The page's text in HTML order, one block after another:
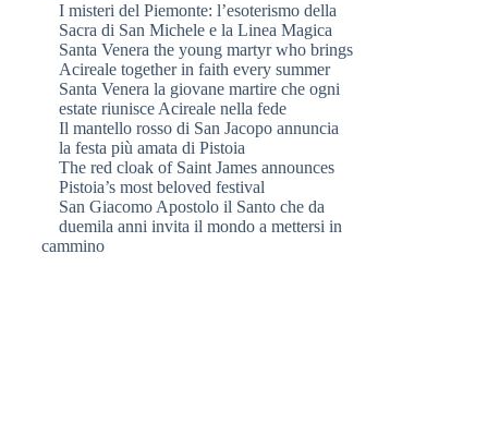
I misteri del Piemonte: l’esoterismo della
Sacra di San Michele e la Linea Magica
Santa Venera the young martyr who brings
Acireale together in faith every summer
Santa Venera la giovane martire che ogni
estate riunisce Acireale nella fede
Il mantello rosso di San Jacopo annuncia
la festa più amata di Pistoia
The red cloak of Saint James announces
Pistoia’s most beloved festival
San Giacomo Apostolo il Santo che da
duemila anni invita il mondo a mettersi in
cammino